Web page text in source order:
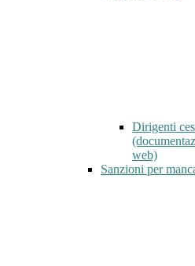
Dirigenti
web)
Sanzioni per